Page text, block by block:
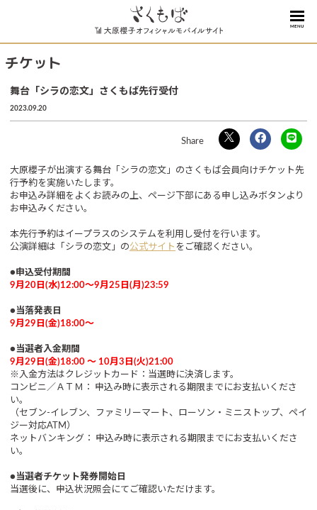
MENU
チケット
舞台「シラの恋文」さくもば先行受付
2023.09.20
大原櫻子が出演する舞台「シラの恋文」のさくもば会員向けチケット先
行予約を実施いたします。
お申込み詳細をよくお読みの上、ページ下部にある申し込みボタンより
お申込みください。
本先行予約はイープラスのシステムを利用し受付を行います。
公演詳細は「シラの恋文」の公式サイト をご確認ください。
●申込受付期間
9月20日(水)12:00～9月25日(月)23:59
●当落発表日
9月29日(金)18:00～
●当選者入金期間
9月29日(金)18:00 ～ 10月3日(火)21:00
※入金方法はクレジットカード：当選時に決済します。
コンビニ／ＡＴＭ： 申込み時に表示される期限までにお支払いくださ
い。
（セブン-イレブン、ファミリーマート、ローソン・ミニストップ、ペイ
ジー対応ATM）
ネットバンキング： 申込み時に表示される期限までにお支払いくださ
い。
●当選者チケット発券開始日
当選後に、申込状況照会にてご確認いただけます。